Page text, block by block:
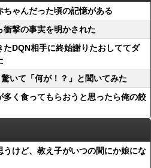
ゃんだった頃の記憶がある
撃の事実を明かされた
DQN相手に終始謝りたおしててダ
いて「何が！？」と聞いてみた
多く食ってもらおうと思ったら俺の餃
けど、教え子がいつの間にか娘にな